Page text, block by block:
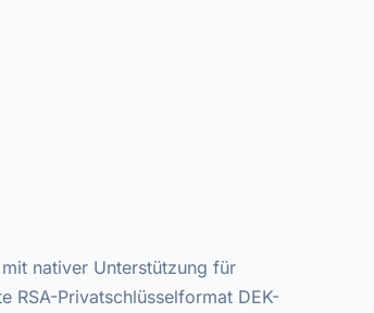
nativer Unterstützung für
RSA-Privatschlüsselformat DEK-